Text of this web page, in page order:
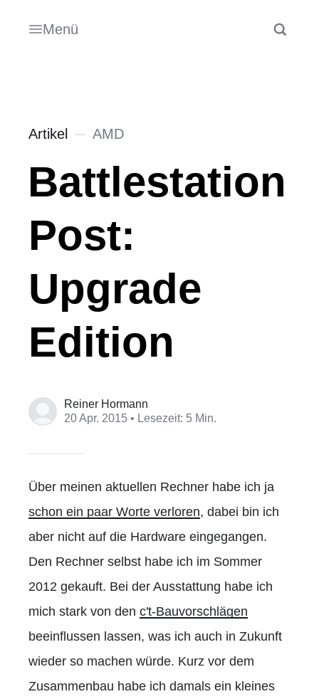
Menü
Artikel AMD
Battlestation
Post:
Upgrade
Edition
Reiner Hormann
20 Apr. 2015 • Lesezeit: 5 Min.
Über meinen aktuellen Rechner habe ich ja
schon ein paar Worte verloren, dabei bin ich
aber nicht auf die Hardware eingegangen.
Den Rechner selbst habe ich im Sommer
2012 gekauft. Bei der Ausstattung habe ich
mich stark von den c't-Bauvorschlägen
beeinflussen lassen, was ich auch in Zukunft
wieder so machen würde. Kurz vor dem
Zusammenbau habe ich damals ein kleines